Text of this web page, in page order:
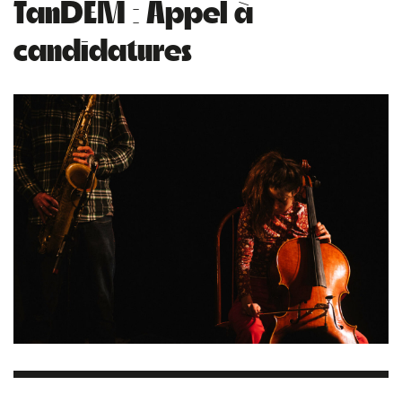
TanDEM : Appel à
candidatures